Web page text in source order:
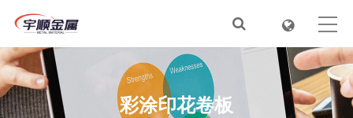
关于我们
新闻动态
彩涂印花卷板